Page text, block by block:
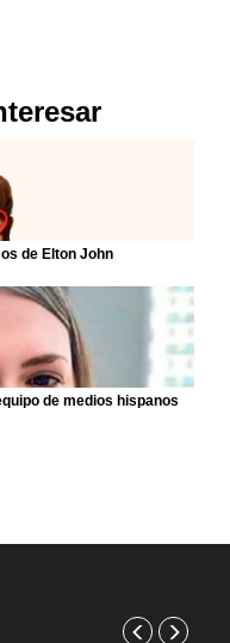
de Elton John
de medios hispanos